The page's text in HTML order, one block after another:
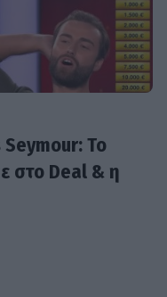
Το
στο Deal & η